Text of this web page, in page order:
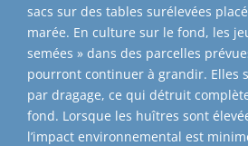
sacs sur des tables surélevées
marée. En culture sur le fond, les
semées » dans des parcelles
pourront continuer à grandir. Elles
par dragage, ce qui détruit
fond. Lorsque les huîtres sont
l’impact environnemental est